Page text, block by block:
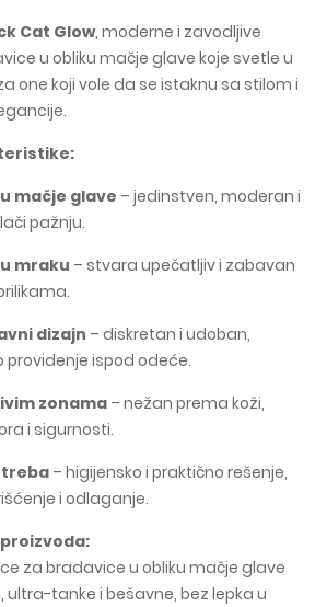
Cat Glow, moderne i zavodljive
u obliku mačje glave koje svetle u
one koji vole da se istaknu sa stilom i
mačje glave – jedinstven, moderan i
pažnju.
mraku – stvara upečatljiv i zabavan
dizajn – diskretan i udoban,
providenje ispod odeće.
zonama – nežan prema koži,
i sigurnosti.
– higijensko i praktično rešenje,
i odlaganje.
za bradavice u obliku mačje glave
ultra-tanke i bešavne, bez lepka u